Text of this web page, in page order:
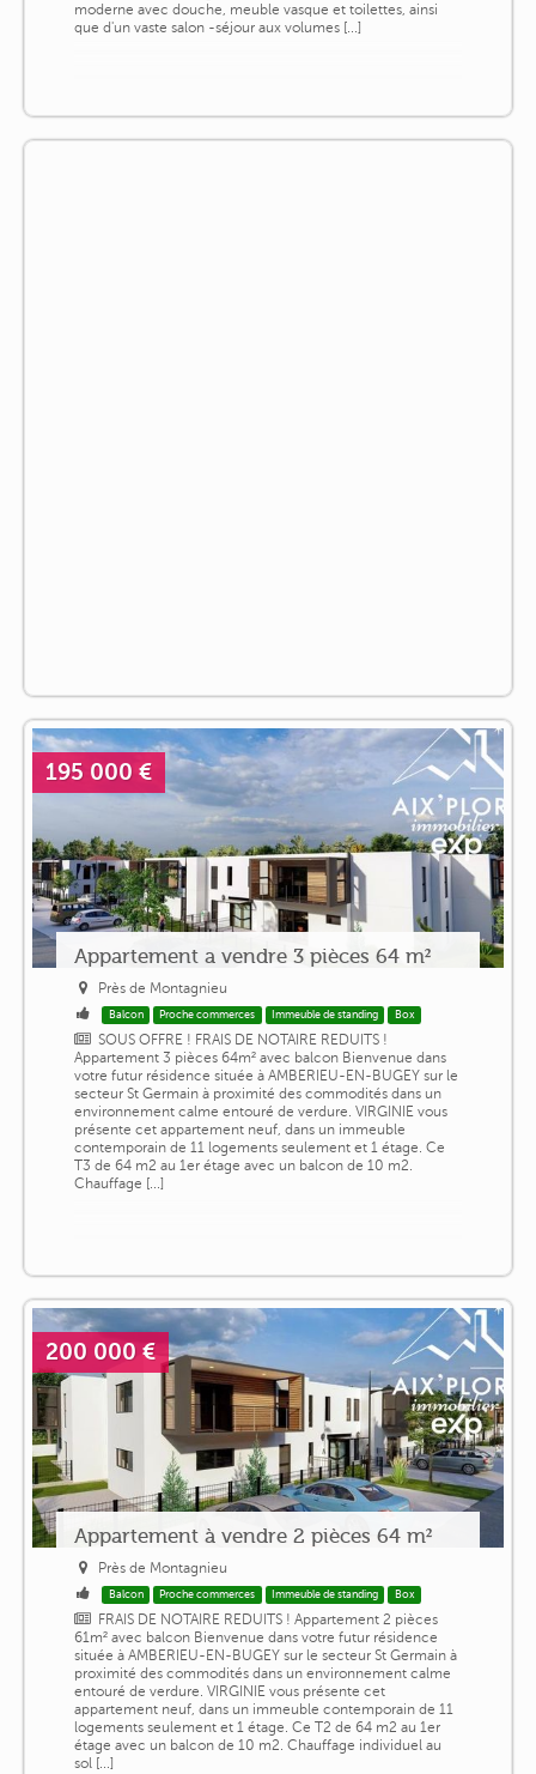
moderne avec douche, meuble vasque et toilettes, ainsi
que d'un vaste salon -séjour aux volumes [...]
195 000 €
Appartement a vendre 3 pièces 64 m²
Près de Montagnieu
Balcon Proche commerces Immeuble de standing Box
SOUS OFFRE ! FRAIS DE NOTAIRE REDUITS !
Appartement 3 pièces 64m² avec balcon Bienvenue dans
votre futur résidence située à AMBERIEU-EN-BUGEY sur le
secteur St Germain à proximité des commodités dans un
environnement calme entouré de verdure. VIRGINIE vous
présente cet appartement neuf, dans un immeuble
contemporain de 11 logements seulement et 1 étage. Ce
T3 de 64 m2 au 1er étage avec un balcon de 10 m2.
Chauffage [...]
200 000 €
Appartement à vendre 2 pièces 64 m²
Près de Montagnieu
Balcon Proche commerces Immeuble de standing Box
FRAIS DE NOTAIRE REDUITS ! Appartement 2 pièces
61m² avec balcon Bienvenue dans votre futur résidence
située à AMBERIEU-EN-BUGEY sur le secteur St Germain à
proximité des commodités dans un environnement calme
entouré de verdure. VIRGINIE vous présente cet
appartement neuf, dans un immeuble contemporain de 11
logements seulement et 1 étage. Ce T2 de 64 m2 au 1er
étage avec un balcon de 10 m2. Chauffage individuel au
sol [...]